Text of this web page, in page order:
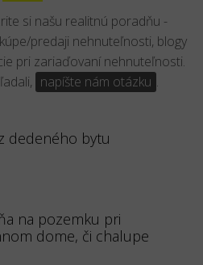
si našu realitnú poradňu -
predaji nehnuteľnosti, blogy
pri zariaďovaní nehnuteľnosti.
napíšte nám otázku .
dedeného bytu
na pozemku pri
dome, či chalupe